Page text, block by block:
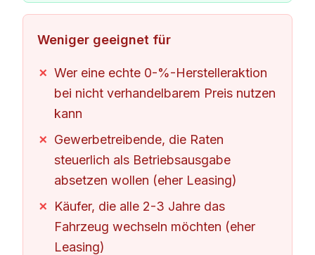
Weniger geeignet für
Wer eine echte 0-%-Herstelleraktion
bei nicht verhandelbarem Preis nutzen
kann
Gewerbetreibende, die Raten
steuerlich als Betriebsausgabe
absetzen wollen (eher Leasing)
Käufer, die alle 2-3 Jahre das
Fahrzeug wechseln möchten (eher
Leasing)